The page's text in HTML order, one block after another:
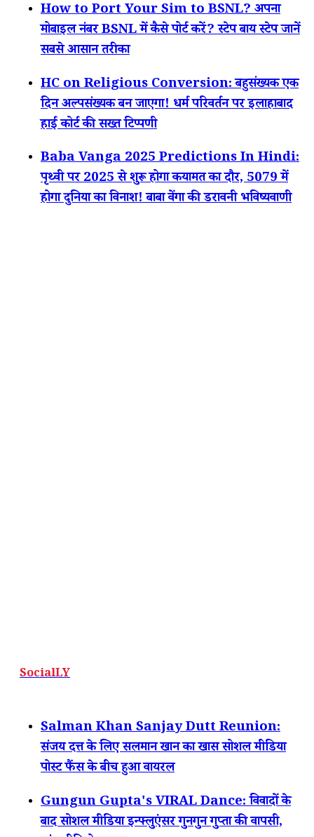
How to Port Your Sim to BSNL? अपना
मोबाइल नंबर BSNL में कैसे पोर्ट करें? स्टेप बाय स्टेप जानें
सबसे आसान तरीका
HC on Religious Conversion: बहुसंख्यक एक
दिन अल्पसंख्यक बन जाएगा! धर्म परिवर्तन पर इलाहाबाद
हाई कोर्ट की सख्त टिप्पणी
Baba Vanga 2025 Predictions In Hindi:
पृथ्वी पर 2025 से शुरू होगा कयामत का दौर, 5079 में
होगा दुनिया का विनाश! बाबा वेंगा की डरावनी भविष्यवाणी
SocialLY
Salman Khan Sanjay Dutt Reunion:
संजय दत्त के लिए सलमान खान का खास सोशल मीडिया
पोस्ट फैंस के बीच हुआ वायरल
Gungun Gupta's VIRAL Dance: विवादों के
बाद सोशल मीडिया इन्फ्लुएंसर गुनगुन गुप्ता की वापसी,